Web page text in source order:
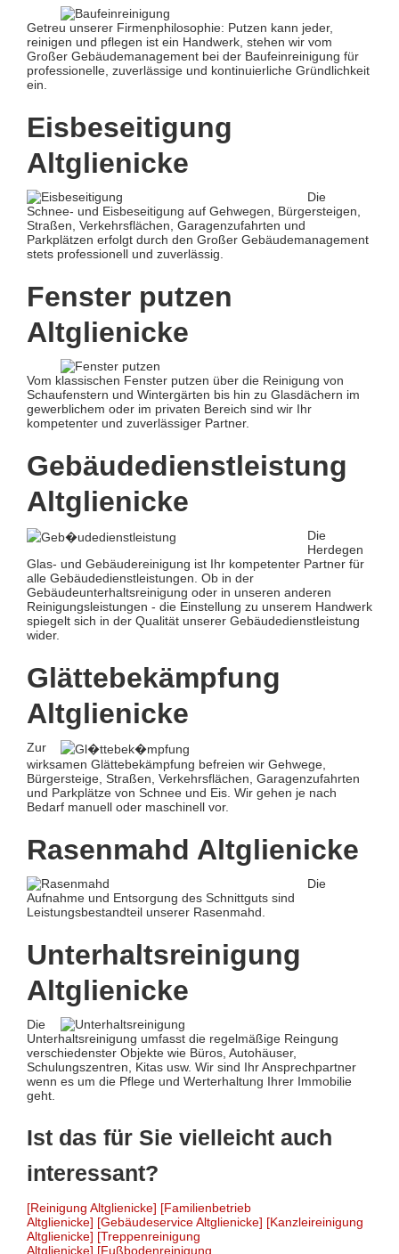
Getreu unserer Firmenphilosophie: Putzen kann jeder,
reinigen und pflegen ist ein Handwerk, stehen wir vom
Großer Gebäudemanagement bei der Baufeinreinigung für
professionelle, zuverlässige und kontinuierliche Gründlichkeit
ein.
Eisbeseitigung
Altglienicke
Die
Schnee- und Eisbeseitigung auf Gehwegen, Bürgersteigen,
Straßen, Verkehrsflächen, Garagenzufahrten und
Parkplätzen erfolgt durch den Großer Gebäudemanagement
stets professionell und zuverlässig.
Fenster putzen
Altglienicke
Vom klassischen Fenster putzen über die Reinigung von
Schaufenstern und Wintergärten bis hin zu Glasdächern im
gewerblichem oder im privaten Bereich sind wir Ihr
kompetenter und zuverlässiger Partner.
Gebäudedienstleistung
Altglienicke
Die
Herdegen
Glas- und Gebäudereinigung ist Ihr kompetenter Partner für
alle Gebäudedienstleistungen. Ob in der
Gebäudeunterhaltsreinigung oder in unseren anderen
Reinigungsleistungen - die Einstellung zu unserem Handwerk
spiegelt sich in der Qualität unserer Gebäudedienstleistung
wider.
Glättebekämpfung
Altglienicke
Zur
wirksamen Glättebekämpfung befreien wir Gehwege,
Bürgersteige, Straßen, Verkehrsflächen, Garagenzufahrten
und Parkplätze von Schnee und Eis. Wir gehen je nach
Bedarf manuell oder maschinell vor.
Rasenmahd Altglienicke
Die
Aufnahme und Entsorgung des Schnittguts sind
Leistungsbestandteil unserer Rasenmahd.
Unterhaltsreinigung
Altglienicke
Die
Unterhaltsreinigung umfasst die regelmäßige Reingung
verschiedenster Objekte wie Büros, Autohäuser,
Schulungszentren, Kitas usw. Wir sind Ihr Ansprechpartner
wenn es um die Pflege und Werterhaltung Ihrer Immobilie
geht.
Ist das für Sie vielleicht auch
interessant?
[Reinigung Altglienicke] [Familienbetrieb
Altglienicke] [Gebäudeservice Altglienicke] [Kanzleireinigung
Altglienicke] [Treppenreinigung
Altglienicke] [Fußbodenreinigung